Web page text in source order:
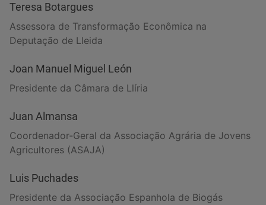
Teresa Botargues
Assessora de Transformação Econômica na
Deputação de Lleida
Joan Manuel Miguel León
Presidente da Câmara de Llíria
Juan Almansa
Coordenador-Geral da Associação Agrária de Jovens
Agricultores (ASAJA)
Luis Puchades
Presidente da Associação Espanhola de Biogás